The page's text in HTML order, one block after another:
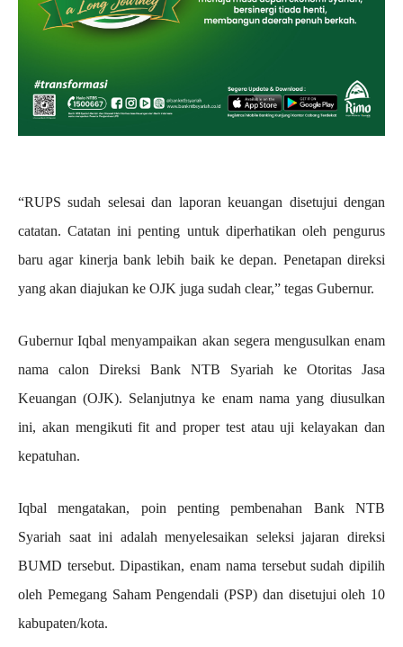
“RUPS sudah selesai dan laporan keuangan disetujui dengan
catatan. Catatan ini penting untuk diperhatikan oleh pengurus
baru agar kinerja bank lebih baik ke depan. Penetapan direksi
yang akan diajukan ke OJK juga sudah clear,” tegas Gubernur.
Gubernur Iqbal menyampaikan akan segera mengusulkan enam
nama calon Direksi Bank NTB Syariah ke Otoritas Jasa
Keuangan (OJK). Selanjutnya ke enam nama yang diusulkan
ini, akan mengikuti fit and proper test atau uji kelayakan dan
kepatuhan.
Iqbal mengatakan, poin penting pembenahan Bank NTB
Syariah saat ini adalah menyelesaikan seleksi jajaran direksi
BUMD tersebut. Dipastikan, enam nama tersebut sudah dipilih
oleh Pemegang Saham Pengendali (PSP) dan disetujui oleh 10
kabupaten/kota.